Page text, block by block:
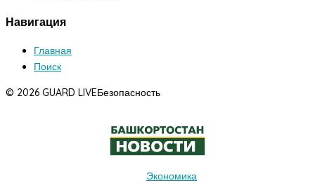
Навигация
Главная
Поиск
© 2026 GUARD LIVEБезопасность
Экономика